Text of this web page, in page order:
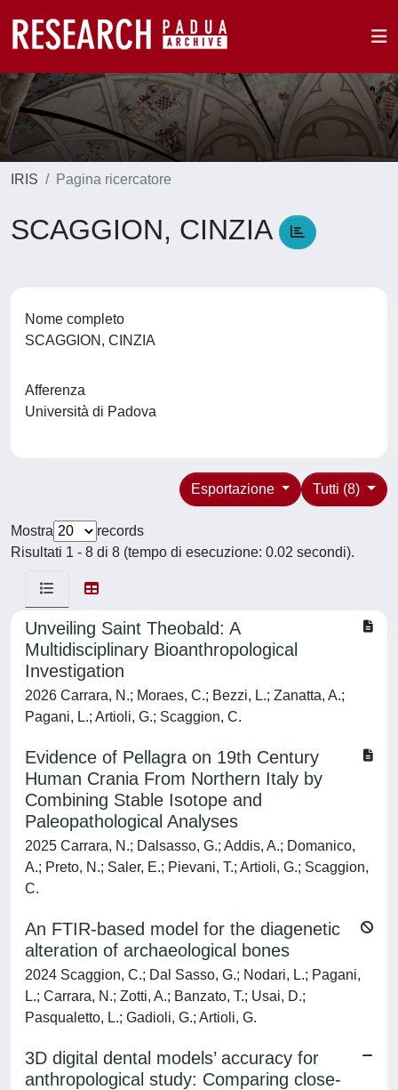
IRIS Pagina ricercatore
SCAGGION, CINZIA
Nome completo
SCAGGION, CINZIA
Afferenza
Università di Padova
Tutti (8)
Esportazione
Mostra
records
Risultati 1 - 8 di 8 (tempo di esecuzione: 0.02 secondi).
Unveiling Saint Theobald: A
Multidisciplinary Bioanthropological
Investigation
2026 Carrara, N.; Moraes, C.; Bezzi, L.; Zanatta, A.;
Pagani, L.; Artioli, G.; Scaggion, C.
Evidence of Pellagra on 19th Century
Human Crania From Northern Italy by
Combining Stable Isotope and
Paleopathological Analyses
2025 Carrara, N.; Dalsasso, G.; Addis, A.; Domanico,
A.; Preto, N.; Saler, E.; Pievani, T.; Artioli, G.; Scaggion,
C.
An FTIR-based model for the diagenetic
alteration of archaeological bones
2024 Scaggion, C.; Dal Sasso, G.; Nodari, L.; Pagani,
L.; Carrara, N.; Zotti, A.; Banzato, T.; Usai, D.;
Pasqualetto, L.; Gadioli, G.; Artioli, G.
3D digital dental models’ accuracy for
anthropological study: Comparing close-